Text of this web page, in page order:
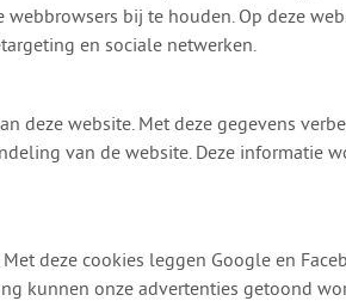
bij te houden. Op deze
en sociale netwerken.
deze website. Met deze gegevens
van de website. Deze informatie
deze cookies leggen Google en
kunnen onze advertenties getoond